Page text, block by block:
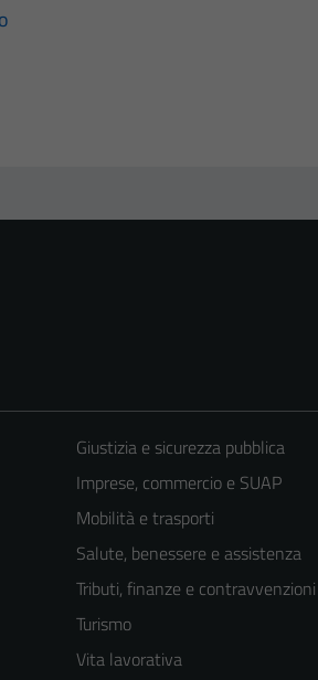
Giustizia e sicurezza pubblica
Imprese, commercio e SUAP
Mobilità e trasporti
Salute, benessere e assistenza
Tributi, finanze e contravvenzioni
Turismo
Vita lavorativa